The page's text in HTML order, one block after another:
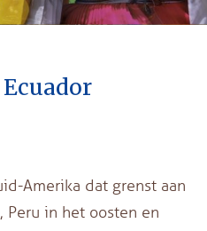
Amerika dat grenst aan
Peru in het oosten en